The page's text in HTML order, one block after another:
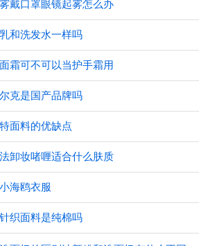
戴口罩眼镜起雾怎么办
和洗发水一样吗
霜可不可以当护手霜用
克是国产品牌吗
面料的优缺点
卸妆啫喱适合什么肤质
海鸥衣服
织面料是纯棉吗